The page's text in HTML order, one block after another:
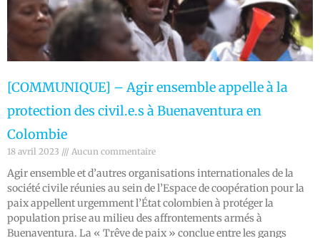
[COMMUNIQUE] – Agir ensemble appelle à la
protection des civil.e.s à Buenaventura en
Colombie
18 avril 2023 Aucun commentaire
Agir ensemble et d’autres organisations internationales de la
société civile réunies au sein de l’Espace de coopération pour la
paix appellent urgemment l’État colombien à protéger la
population prise au milieu des affrontements armés à
Buenaventura. La « Trêve de paix » conclue entre les gangs